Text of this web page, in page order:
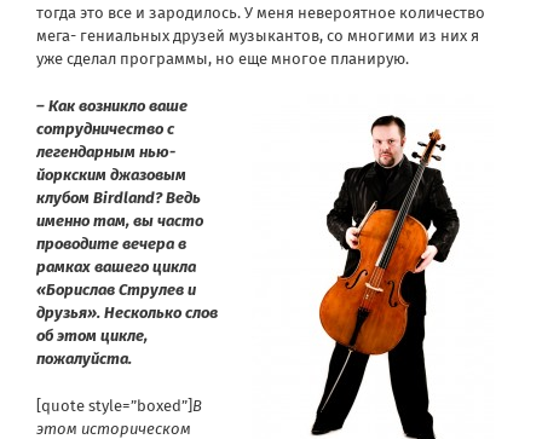
тогда это все и зародилось. У меня невероятное количество
мега- гениальных друзей музыкантов, со многими из них я
уже сделал программы, но еще многое планирую.
– Как возникло ваше
сотрудничество с
легендарным нью-
йоркским джазовым
клубом Birdland? Ведь
именно там, вы часто
проводите вечера в
рамках вашего цикла
«Борислав Струлев и
друзья». Несколько слов
об этом цикле,
пожалуйста.
[quote style=”boxed”] В
этом историческом